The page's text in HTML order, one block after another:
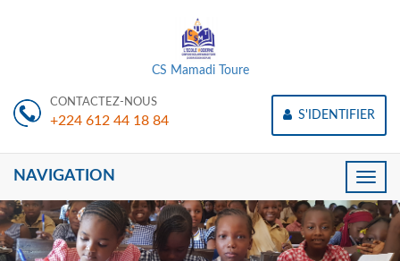
CS Mamadi Toure
CONTACTEZ-NOUS
+224 612 44 18 84 S'IDENTIFIER
Toggle
NAVIGATION